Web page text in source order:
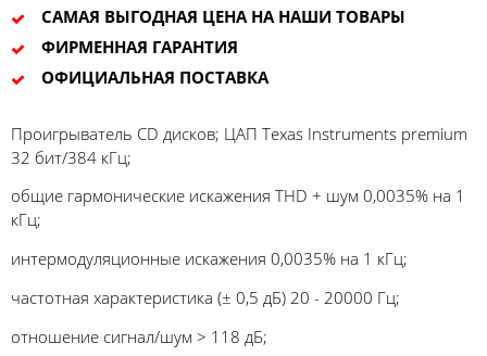
САМАЯ ВЫГОДНАЯ ЦЕНА НА НАШИ ТОВАРЫ
ФИРМЕННАЯ ГАРАНТИЯ
ОФИЦИАЛЬНАЯ ПОСТАВКА
Проигрыватель CD дисков; ЦАП Texas Instruments premium
32 бит/384 кГц;
общие гармонические искажения THD + шум 0,0035% на 1
кГц;
интермодуляционные искажения 0,0035% на 1 кГц;
частотная характеристика (± 0,5 дБ) 20 - 20000 Гц;
отношение сигнал/шум > 118 дБ;